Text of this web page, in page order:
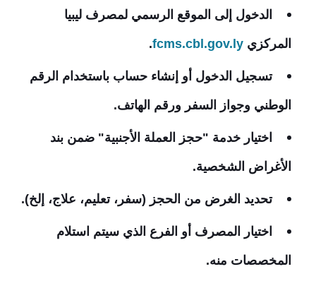
الدخول إلى الموقع الرسمي لمصرف ليبيا
المركزي fcms.cbl.gov.ly
.
تسجيل الدخول أو إنشاء حساب باستخدام الرقم
الوطني وجواز السفر ورقم الهاتف.
اختيار خدمة "حجز العملة الأجنبية" ضمن بند
الأغراض الشخصية.
تحديد الغرض من الحجز (سفر، تعليم، علاج، إلخ).
اختيار المصرف أو الفرع الذي سيتم استلام
المخصصات منه.